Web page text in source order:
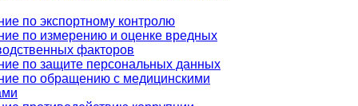
по экспортному контролю
по измерению и оценке вредных
факторов
по защите персональных данных
по обращению с медицинскими